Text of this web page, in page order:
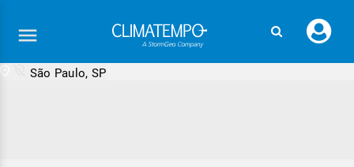
seu
São Paulo, SP